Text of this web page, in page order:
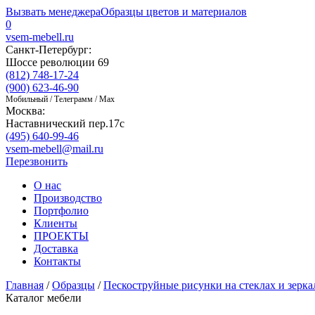
Вызвать менеджераОбразцы цветов и материалов
0
vsem-mebell.ru
Санкт-Петербург:
Шоссе революции 69
(812) 748-17-24
(900) 623-46-90
Мобильный / Телеграмм / Max
Москва:
Наставнический пер.17с
(495) 640-99-46
vsem-mebell@mail.ru
Перезвонить
О нас
Производство
Портфолио
Клиенты
ПРОЕКТЫ
Доставка
Контакты
Главная /Образцы /Пескоструйные рисунки на стеклах и
Каталог мебели